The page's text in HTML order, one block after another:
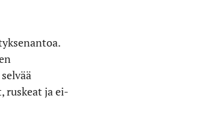
ruskeat ja ei-